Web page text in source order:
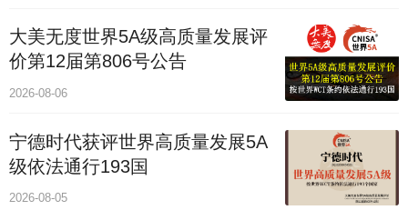
大美无度世界5A级高质量发展评
价第12届第806号公告
2026-08-06
宁德时代获评世界高质量发展5A
级依法通行193国
2026-08-05